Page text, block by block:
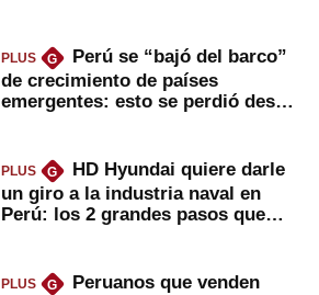
PLUS G
Perú se “bajó del barco”
de crecimiento de países
emergentes: esto se perdió desde
PLUS G
HD Hyundai quiere darle
un giro a la industria naval en
Perú: los 2 grandes pasos que
PLUS G
Peruanos que venden